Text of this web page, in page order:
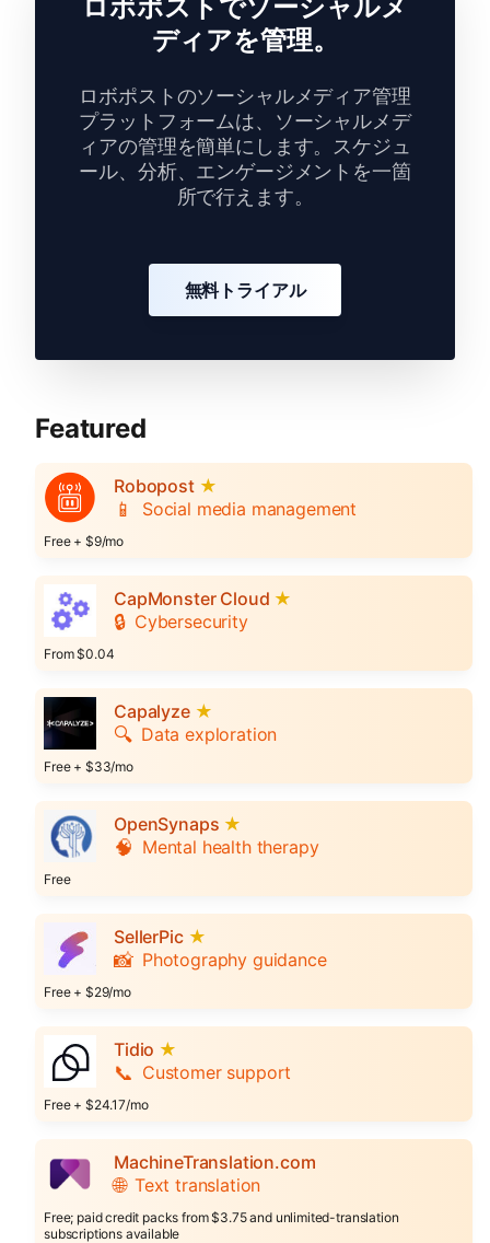
ロボポストでソーシャルメ
ディアを管理。
ロボポストのソーシャルメディア管理
プラットフォームは、ソーシャルメデ
ィアの管理を簡単にします。スケジュ
ール、分析、エンゲージメントを一箇
所で行えます。
無料トライアル
Featured
Robopost ★
📱 Social media management
Free + $9/mo
CapMonster Cloud ★
🔒 Cybersecurity
From $0.04
Capalyze ★
🔍 Data exploration
Free + $33/mo
OpenSynaps ★
🧠 Mental health therapy
Free
SellerPic ★
📸 Photography guidance
Free + $29/mo
Tidio ★
📞 Customer support
Free + $24.17/mo
MachineTranslation.com
🌐 Text translation
Free; paid credit packs from $3.75 and unlimited-translation
subscriptions available